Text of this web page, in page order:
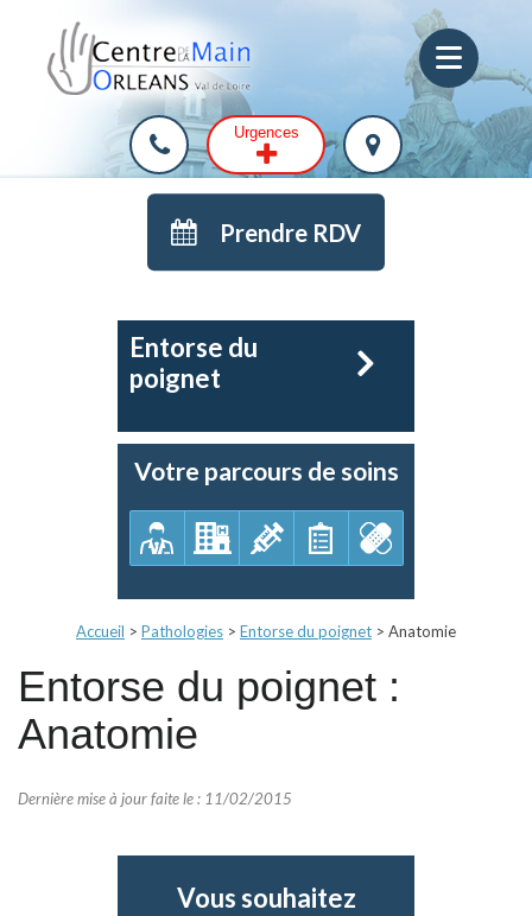
Urgences
Prendre RDV
Entorse du
poignet
Votre parcours de soins
Accueil > Pathologies > Entorse du poignet > Anatomie
Entorse du poignet :
Anatomie
Dernière mise à jour faite le : 11/02/2015
Vous souhaitez